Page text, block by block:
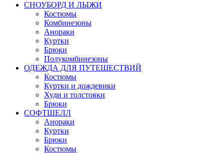
СНОУБОРД И ЛЫЖИ
Костюмы
Комбинезоны
Анораки
Куртки
Брюки
Полукомбинезоны
ОДЕЖДА ДЛЯ ПУТЕШЕСТВИЙ
Костюмы
Куртки и дождевики
Худи и толстовки
Брюки
СОФТШЕЛЛ
Анораки
Куртки
Брюки
Костюмы